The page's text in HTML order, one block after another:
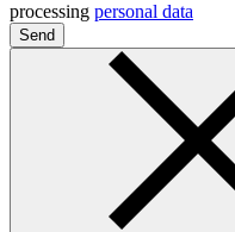
processing personal data
Send